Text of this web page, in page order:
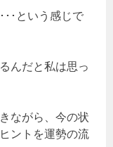
･･という感じで
んだと私は思っ
ながら、今の状
ントを運勢の流